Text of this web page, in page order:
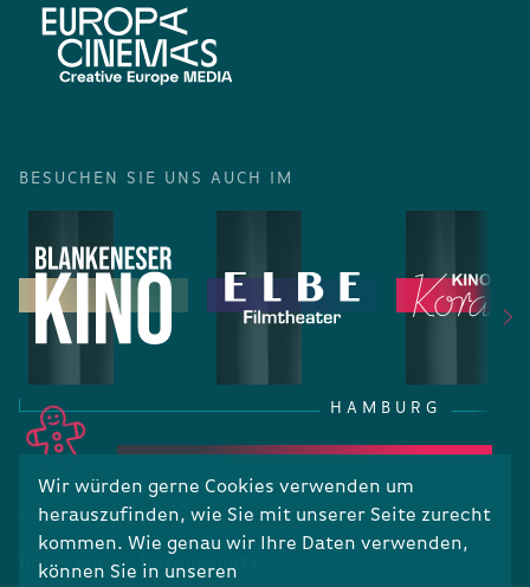
Wir würden gerne Cookies verwenden um
herauszufinden, wie Sie mit unserer Seite zurecht
kommen. Wie genau wir Ihre Daten verwenden,
können Sie in unseren
BESUCHEN SIE UNS AUCH IM
HAMBURG
RECHTLICHES
Impressum Datenschutz